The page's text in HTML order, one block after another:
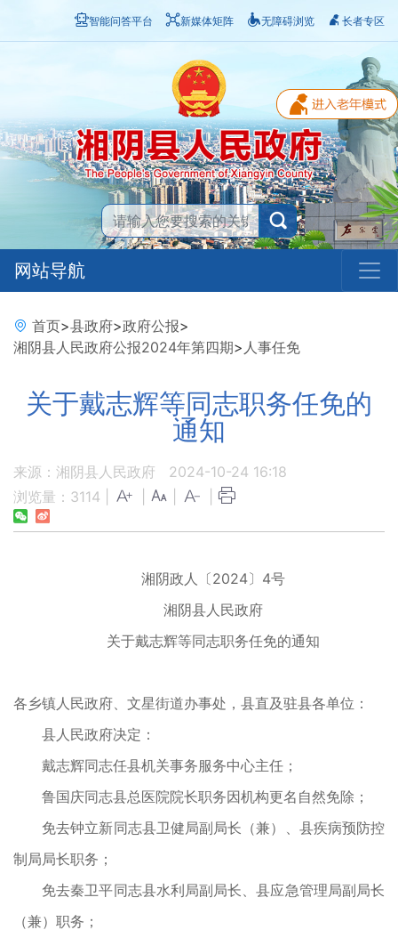
智能问答平台 新媒体矩阵 无障碍浏览 长者专区
网站导航
首页>县政府>政府公报>
湘阴县人民政府公报2024年第四期> 人事任免
关于戴志辉等同志职务任免的
通知
来源：湘阴县人民政府
2024-10-24 16:18
浏览量： 3114
湘阴政人〔2024〕4号
湘阴县人民政府
关于戴志辉等同志职务任免的通知
各乡镇人民政府、文星街道办事处，县直及驻县各单位：
县人民政府决定：
戴志辉同志任县机关事务服务中心主任；
鲁国庆同志县总医院院长职务因机构更名自然免除；
免去钟立新同志县卫健局副局长（兼）、县疾病预防控
制局局长职务；
免去秦卫平同志县水利局副局长、县应急管理局副局长
（兼）职务；